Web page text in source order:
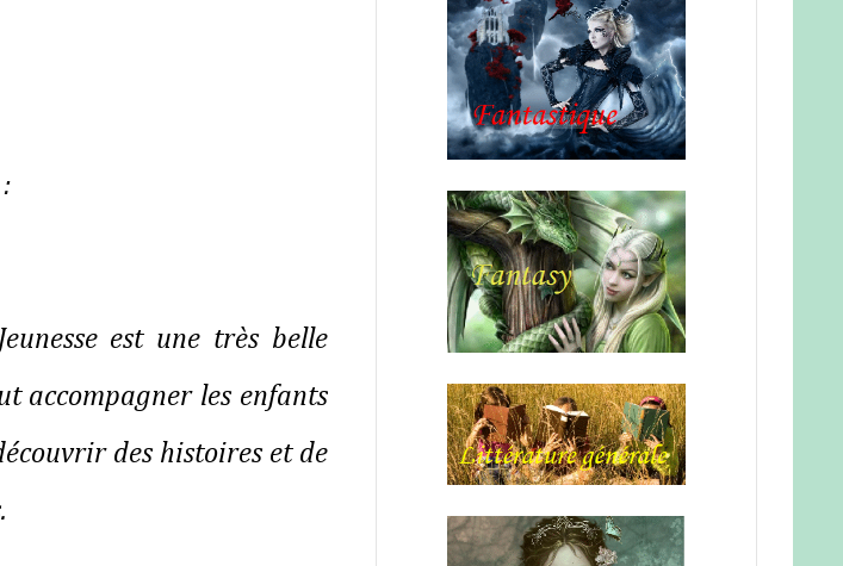
:
est une très belle
accompagner les enfants
des histoires et de